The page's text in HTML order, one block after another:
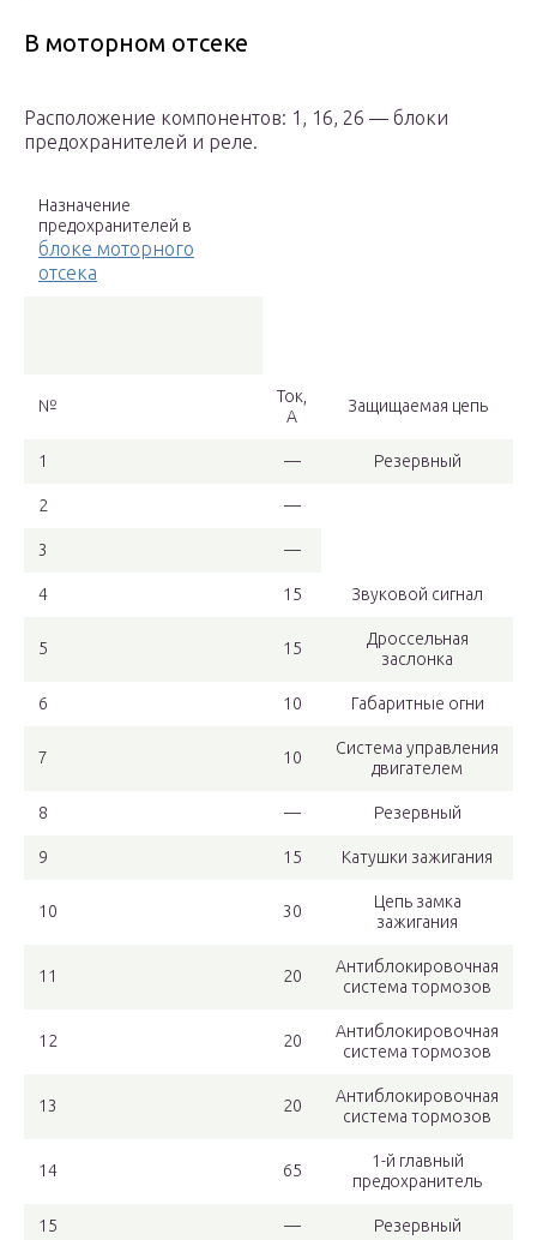
В моторном отсеке
Расположение компонентов: 1, 16, 26 — блоки
предохранителей и реле.
Назначение
предохранителей в
блоке моторного
отсека
№
Ток,
А
Защищаемая цепь
1 — Резервный
2 —
3 —
4 15 Звуковой сигнал
5 15
Дроссельная
заслонка
6 10 Габаритные огни
7 10
Система управления
двигателем
8 — Резервный
9 15 Катушки зажигания
10 30
Цепь замка
зажигания
11 20
Антиблокировочная
система тормозов
12 20
Антиблокировочная
система тормозов
13 20
Антиблокировочная
система тормозов
14 65
1-й главный
предохранитель
15 — Резервный